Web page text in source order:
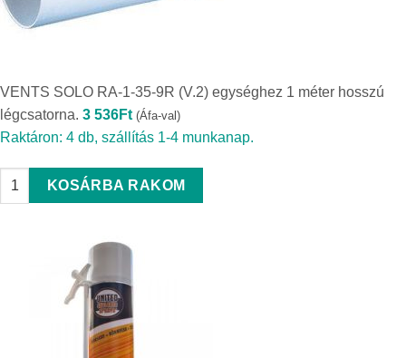
VENTS SOLO RA-1-35-9R (V.2) egységhez 1 méter hosszú
légcsatorna. 3 536Ft (Áfa-val)
Raktáron: 4 db, szállítás 1-4 munkanap.
VENTS SOLO RA-1-35-9R (V.2) egységhez 1 méter hosszú
KOSÁRBA RAKOM